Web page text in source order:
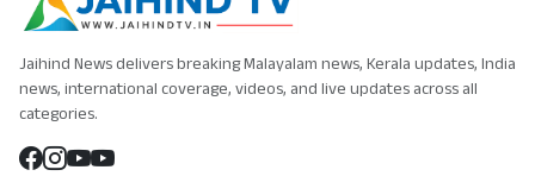
Jaihind News delivers breaking Malayalam news, Kerala updates, India
news, international coverage, videos, and live updates across all
categories.